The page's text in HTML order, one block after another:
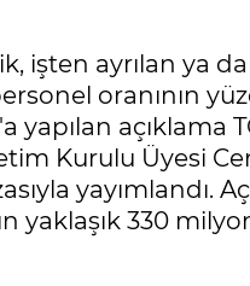
işten ayrılan ya
oranının
yapılan açıklama
Kurulu Üyesi
yayımlandı.
yaklaşık 330